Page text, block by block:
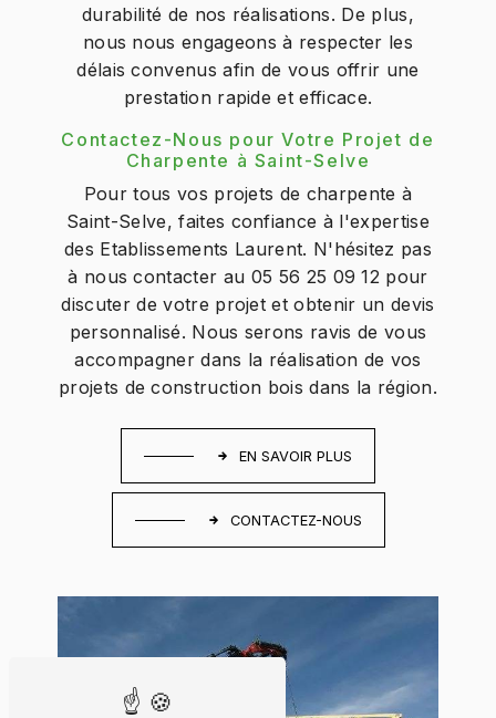
durabilité de nos réalisations. De plus,
nous nous engageons à respecter les
délais convenus afin de vous offrir une
prestation rapide et efficace.
Contactez-Nous pour Votre Projet de
Charpente à Saint-Selve
Pour tous vos projets de charpente à
Saint-Selve, faites confiance à l'expertise
des Etablissements Laurent. N'hésitez pas
à nous contacter au 05 56 25 09 12 pour
discuter de votre projet et obtenir un devis
personnalisé. Nous serons ravis de vous
accompagner dans la réalisation de vos
projets de construction bois dans la région.
EN SAVOIR PLUS
CONTACTEZ-NOUS